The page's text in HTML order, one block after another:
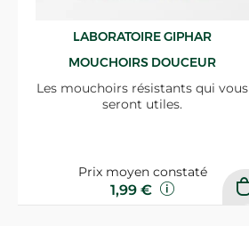
LABORATOIRE GIPHAR
MOUCHOIRS DOUCEUR
Les mouchoirs résistants qui vous
seront utiles.
Prix moyen constaté
1,99 €